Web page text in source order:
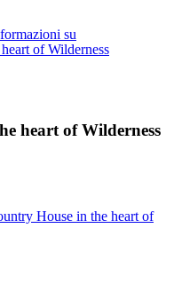
su
of Wilderness
heart of Wilderness
House in the heart of